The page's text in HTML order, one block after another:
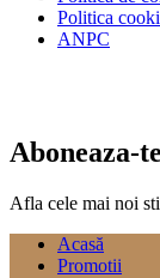
Politica
ANPC
Aboneaza-
Afla cele mai noi
Acasă
Promotii